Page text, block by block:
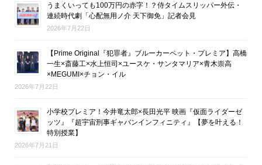
うまくいっても100万円の赤字！？侍タイムスリッパー外伝・
連続時代劇「心配無用ノ介 天下御免」記者会見
2026年7月22日
【Prime Original『犯罪者』ブルーカーペット・プレミア】高橋
一生×斎藤工×水上恒司×ユースケ・サンタマリア×青木崇高
×MEGUMI×チョン・イル
2026年7月22日
小学校プレミア！今井竜太郎×長田光平 映画『仮面ライダーゼ
ッツ』『超宇宙刑事ギャバンインフィニティ』【夢を叶える！
特別授業】
2026年7月21日